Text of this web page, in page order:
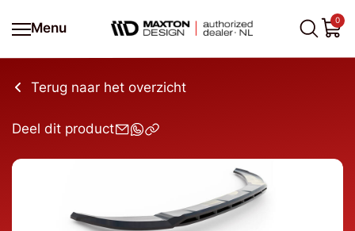
Menu
0
Terug naar het overzicht
Deel dit product